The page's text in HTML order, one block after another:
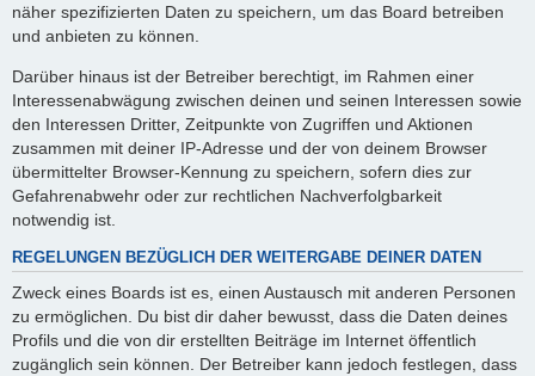
näher spezifizierten Daten zu speichern, um das Board betreiben
und anbieten zu können.
Darüber hinaus ist der Betreiber berechtigt, im Rahmen einer
Interessenabwägung zwischen deinen und seinen Interessen sowie
den Interessen Dritter, Zeitpunkte von Zugriffen und Aktionen
zusammen mit deiner IP-Adresse und der von deinem Browser
übermittelter Browser-Kennung zu speichern, sofern dies zur
Gefahrenabwehr oder zur rechtlichen Nachverfolgbarkeit
notwendig ist.
REGELUNGEN BEZÜGLICH DER WEITERGABE DEINER DATEN
Zweck eines Boards ist es, einen Austausch mit anderen Personen
zu ermöglichen. Du bist dir daher bewusst, dass die Daten deines
Profils und die von dir erstellten Beiträge im Internet öffentlich
zugänglich sein können. Der Betreiber kann jedoch festlegen, dass